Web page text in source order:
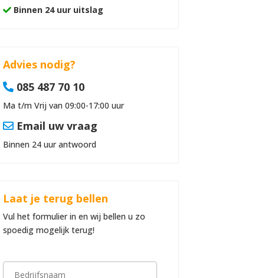
Binnen 24 uur uitslag
Advies nodig?
085 487 70 10
Ma t/m Vrij van 09:00-17:00 uur
Email uw vraag
Binnen 24 uur antwoord
Laat je terug bellen
Vul het formulier in en wij bellen u zo
spoedig mogelijk terug!
B